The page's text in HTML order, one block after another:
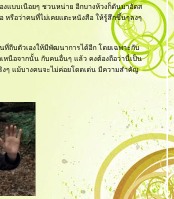
งแบบเนือยๆ ชวนหน่าย อีกบางห้วงก็ดันมาอัดส
รือว่าคนที่ไม่เคยแตะหนังสือ ให้รู้สึกขึ้นๆลงๆ
ถีบตัวเองให้มีพัฒนาการได้อีก โดยเฉพาะกับ
หนือจากนั้น กับคนอื่นๆ แล้ว คงต้องถือว่านี่เป็น
งๆ แม้บางคนจะไม่ค่อยโดดเด่น มีความสำคัญ